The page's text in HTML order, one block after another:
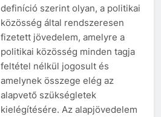
definíció szerint olyan, a politikai
közösség által rendszeresen
fizetett jövedelem, amelyre a
politikai közösség minden tagja
feltétel nélkül jogosult és
amelynek összege elég az
alapvető szükségletek
kielégítésére. Az alapjövedelem